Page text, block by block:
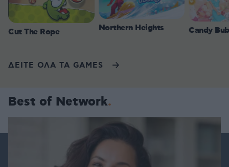
Cut The Rope Northern Heights Candy
ΔΕΙΤΕ ΟΛΑ ΤΑ GAMES
Best of Network